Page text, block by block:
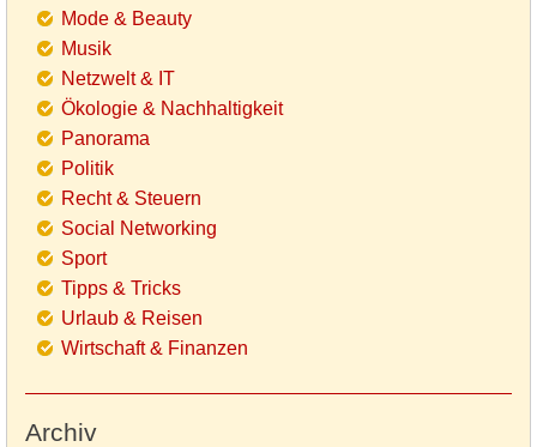
Mode & Beauty
Musik
Netzwelt & IT
Ökologie & Nachhaltigkeit
Panorama
Politik
Recht & Steuern
Social Networking
Sport
Tipps & Tricks
Urlaub & Reisen
Wirtschaft & Finanzen
Archiv